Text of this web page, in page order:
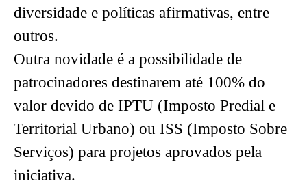
diversidade e políticas afirmativas, entre
outros.
Outra novidade é a possibilidade de
patrocinadores destinarem até 100% do
valor devido de IPTU (Imposto Predial e
Territorial Urbano) ou ISS (Imposto Sobre
Serviços) para projetos aprovados pela
iniciativa.